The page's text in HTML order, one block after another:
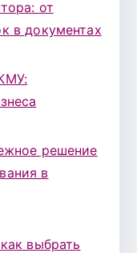
от
в документах
решение
в
выбрать